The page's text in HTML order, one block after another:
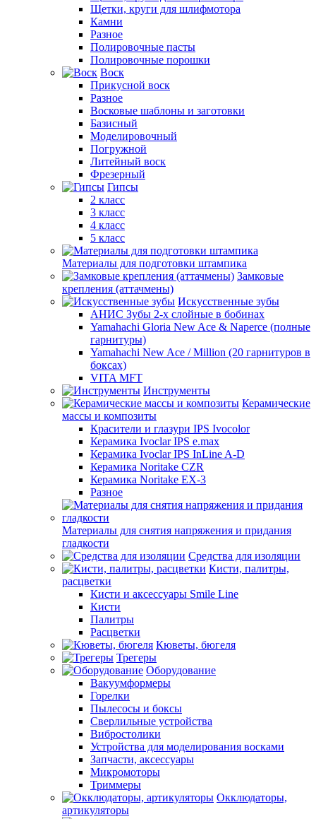
Щетки, круги для шлифмотора
Камни
Разное
Полировочные пасты
Полировочные порошки
Воск
Прикусной воск
Разное
Восковые шаблоны и заготовки
Базисный
Моделировочный
Погружной
Литейный воск
Фрезерный
Гипсы
2 класс
3 класс
4 класс
5 класс
Материалы для подготовки штампика
Замковые
крепления (аттачмены)
Искусственные зубы
АНИС Зубы 2-х слойные в бобинах
Yamahachi Gloria New Ace & Naperce (полные
гарнитуры)
Yamahachi New Ace / Million (20 гарнитуров в
боксах)
VITA MFT
Инструменты
Керамические
массы и композиты
Красители и глазури IPS Ivocolor
Керамика Ivoclar IPS e.max
Керамика Ivoclar IPS InLine A-D
Керамика Noritake CZR
Керамика Noritake EX-3
Разное
Материалы для снятия напряжения и придания
гладкости
Средства для изоляции
Кисти, палитры,
расцветки
Кисти и аксессуары Smile Line
Кисти
Палитры
Расцветки
Кюветы, бюгеля
Трегеры
Оборудование
Вакуумформеры
Горелки
Пылесосы и боксы
Сверлильные устройства
Вибростолики
Устройства для моделирования восками
Запчасти, аксессуары
Микромоторы
Триммеры
Окклюдаторы,
артикуляторы